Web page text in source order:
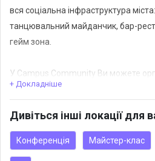
вся соціальна інфраструктура міста:
танцювальний майданчик, бар-
гейм зона.
У Campus Community Ви можете
народження, фестивалі та культурні
супи, суші, бургери та десерти, а
кава й алкголь.
Будемо раді допомогти з
+ Докладніше
Дивіться інші локації для
Конференція Майстер-клас